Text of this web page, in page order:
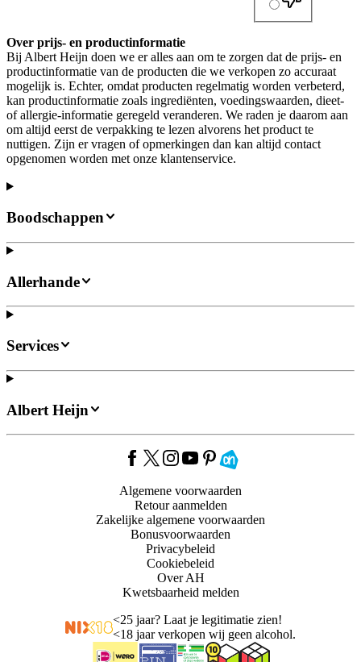
Over prijs- en productinformatie
Bij Albert Heijn doen we er alles aan om te zorgen dat de prijs- en
productinformatie van de producten die we verkopen zo accuraat
mogelijk is. Echter, omdat producten regelmatig worden verbeterd,
kan productinformatie zoals ingrediënten, voedingswaarden, dieet-
of allergie-informatie geregeld veranderen. We raden je daarom aan
om altijd eerst de verpakking te lezen alvorens het product te
nuttigen. Zijn er vragen of opmerkingen dan kan altijd contact
opgenomen worden met onze klantenservice.
Boodschappen
Allerhande
Services
Albert Heijn
Algemene voorwaarden
Retour aanmelden
Zakelijke algemene voorwaarden
Bonusvoorwaarden
Privacybeleid
Cookiebeleid
Over AH
Kwetsbaarheid melden
<25 jaar? Laat je legitimatie zien!
<18 jaar verkopen wij geen alcohol.